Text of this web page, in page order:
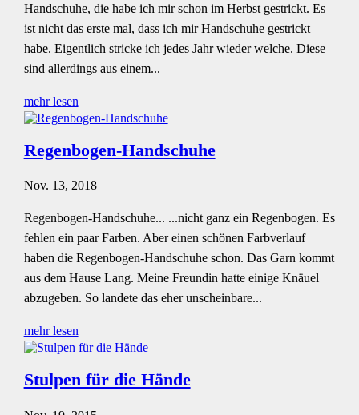
Handschuhe, die habe ich mir schon im Herbst gestrickt. Es
ist nicht das erste mal, dass ich mir Handschuhe gestrickt
habe. Eigentlich stricke ich jedes Jahr wieder welche. Diese
sind allerdings aus einem...
mehr lesen
Regenbogen-Handschuhe
Nov. 13, 2018
Regenbogen-Handschuhe... ...nicht ganz ein Regenbogen. Es
fehlen ein paar Farben. Aber einen schönen Farbverlauf
haben die Regenbogen-Handschuhe schon. Das Garn kommt
aus dem Hause Lang. Meine Freundin hatte einige Knäuel
abzugeben. So landete das eher unscheinbare...
mehr lesen
Stulpen für die Hände